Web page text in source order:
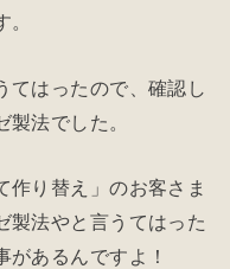
てはったので、確認し
法でした。
作り替え」のお客さま
製法やと言うてはった
あるんですよ！